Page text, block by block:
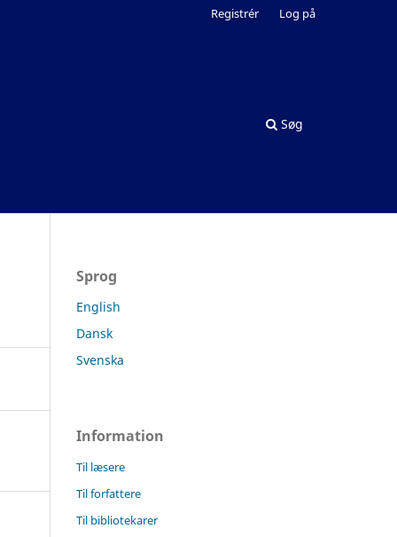
Søg
Registrér Log på
Sprog
English
Dansk
Svenska
Information
Til læsere
Til forfattere
Til bibliotekarer